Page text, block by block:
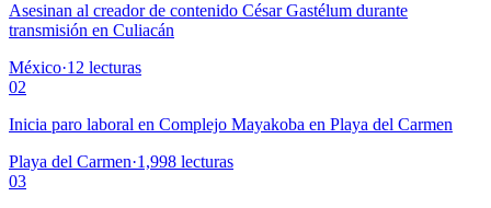
Asesinan al creador de contenido César Gastélum durante
transmisión en Culiacán
México·12 lecturas
02
Inicia paro laboral en Complejo Mayakoba en Playa del Carmen
Playa del Carmen·1,998 lecturas
03